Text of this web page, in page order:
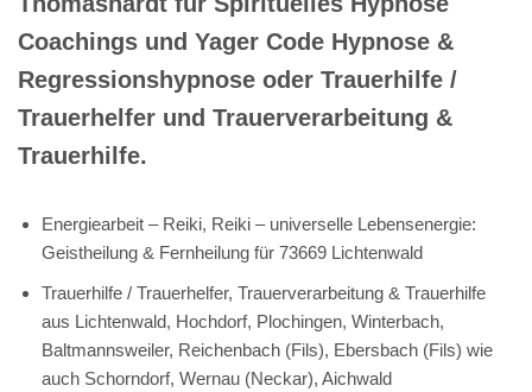
Coachings und Yager Code Hypnose &
Regressionshypnose oder Trauerhilfe /
Trauerhelfer und Trauerverarbeitung &
Trauerhilfe.
Energiearbeit – Reiki, Reiki – universelle Lebensenergie:
Geistheilung & Fernheilung für 73669 Lichtenwald
Trauerhilfe / Trauerhelfer, Trauerverarbeitung & Trauerhilfe
aus Lichtenwald, Hochdorf, Plochingen, Winterbach,
Baltmannsweiler, Reichenbach (Fils), Ebersbach (Fils) wie
auch Schorndorf, Wernau (Neckar), Aichwald